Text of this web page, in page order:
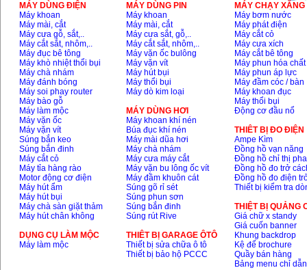
MÁY DÙNG ĐIỆN
Máy khoan
Máy mài, cắt
Máy cưa gỗ, sắt,..
Máy cắt sắt, nhôm,..
Máy đục bê tông
Máy khò nhiệt thổi bụi
Máy chà nhám
Máy đánh bóng
Máy soi phay router
Máy bào gỗ
Máy làm mộc
Máy vặn ốc
Máy vặn vít
Súng bắn keo
Súng bắn đinh
Máy cắt cỏ
Máy tỉa hàng rào
Motor động cơ điện
Máy hút ẩm
Máy hút bụi
Máy chà sàn giặt thảm
Máy hút chân không
DỤNG CỤ LÀM MỘC
Máy làm mộc
MÁY DÙNG PIN
Máy khoan
Máy mài, cắt
Máy cưa sắt, gỗ,..
Máy cắt sắt, nhôm,..
Máy vặn ốc bulông
Máy vặn vít
Máy hút bụi
Máy thổi bụi
Máy dò kim loại
MÁY DÙNG HƠI
Máy khoan khí nén
Búa đục khí nén
Máy mài dũa hơi
Máy chà nhám
Máy cưa máy cắt
Máy vặn bu lông ốc vít
Máy đầm khuôn cát
Súng gõ rỉ sét
Súng phun sơn
Súng bắn đinh
Súng rút Rive
THIÊT BỊ GARAGE ÔTÔ
Thiết bị sửa chữa ô tô
Thiết bị bảo hộ PCCC
MÁY CHẠY
Máy bơm nước
Máy phát điện
Máy cắt cỏ
Máy cưa xích
Máy cắt bê tông
Máy phun hóa chất
Máy phun áp lực
Máy đầm cóc / bàn
Máy khoan đục
Máy thổi bụi
Động cơ đầu nổ
THIÊT BỊ ĐO ĐIỆN
Ampe Kìm
Đồng hồ vạn năng
Đồng hồ chỉ thị pha
Đồng hồ đo trở
Đồng hồ đo điện
Thiết bị kiểm tra
THIỆT BỊ QUẢNG
Giá chữ x standy
Giá cuốn banner
Khung backdrop
Kệ để brochure
Quầy bán hàng
Bảng menu chỉ dẫn